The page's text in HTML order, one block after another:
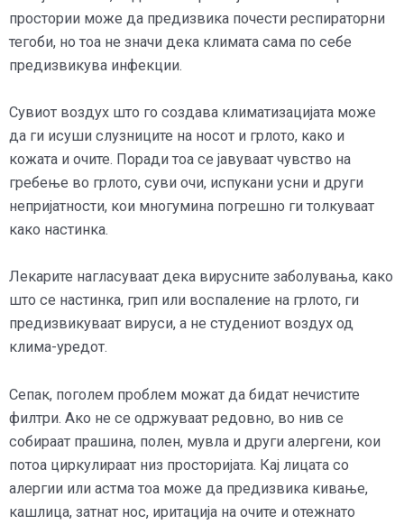
простории може да предизвика почести респираторни
тегоби, но тоа не значи дека климата сама по себе
предизвикува инфекции.
Сувиот воздух што го создава климатизацијата може
да ги исуши слузниците на носот и грлото, како и
кожата и очите. Поради тоа се јавуваат чувство на
гребење во грлото, суви очи, испукани усни и други
непријатности, кои многумина погрешно ги толкуваат
како настинка.
Лекарите нагласуваат дека вирусните заболувања, како
што се настинка, грип или воспаление на грлото, ги
предизвикуваат вируси, а не студениот воздух од
клима-уредот.
Сепак, поголем проблем можат да бидат нечистите
филтри. Ако не се одржуваат редовно, во нив се
собираат прашина, полен, мувла и други алергени, кои
потоа циркулираат низ просторијата. Кај лицата со
алергии или астма тоа може да предизвика кивање,
кашлица, затнат нос, иритација на очите и отежнато